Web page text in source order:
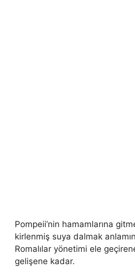
Pompeii’nin hamamlarına
kirlenmiş suya dalmak
Romalılar yönetimi ele
gelişene kadar.